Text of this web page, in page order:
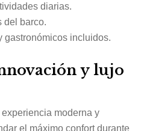
diarias.
del barco.
gastronómicos incluidos.
y lujo
moderna y
el máximo confort durante